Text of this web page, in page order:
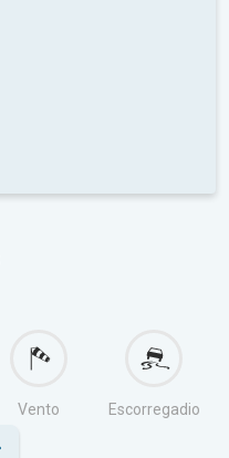
Vento Escorregadio